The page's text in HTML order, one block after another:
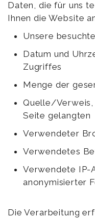
Daten, die für uns
Ihnen die Website
Unsere
Datum und
Zugriffes
Menge der
Quelle/Verweis,
Seite gelangten
Verwendeter
Verwendetes
Verwendete IP-
anonymisierter
Die Verarbeitung